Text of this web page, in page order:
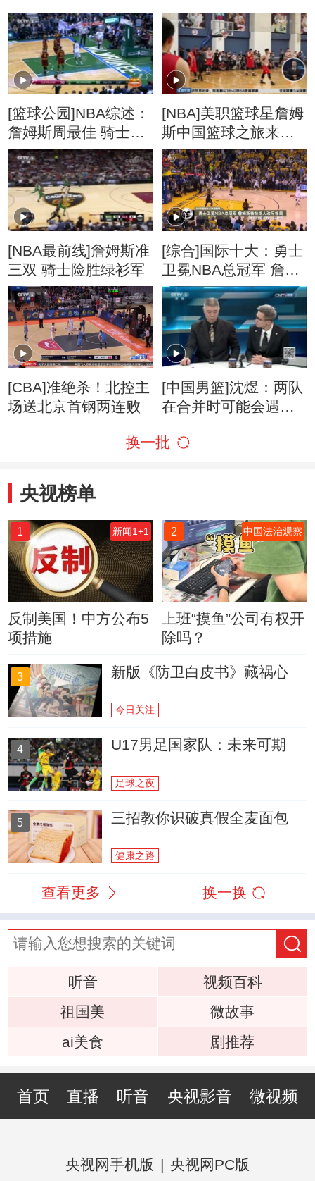
[篮球公园]NBA综述：
詹姆斯周最佳 骑士连
败
[NBA]美职篮球星詹姆
斯中国篮球之旅来到
北京
[NBA最前线]詹姆斯准
三双 骑士险胜绿衫军
[综合]国际十大：勇士
卫冕NBA总冠军 詹姆
斯转投湖人改写格局
[CBA]准绝杀！北控主
场送北京首钢两连败
[中国男篮]沈煜：两队
在合并时可能会遇到
换一批
央视榜单
1 新闻1+1
反制美国！中方公布5
项措施
2 中国法治观察
上班“摸鱼”公司有权开
除吗？
3 新版《防卫白皮书》藏祸心
今日关注
4 U17男足国家队：未来可期
足球之夜
5 三招教你识破真假全麦面包
健康之路
查看更多 换一换
听音
视频百科
祖国美
微故事
ai美食
剧推荐
首页 直播 听音 央视影音 微视频
央视网手机版 | 央视网PC版